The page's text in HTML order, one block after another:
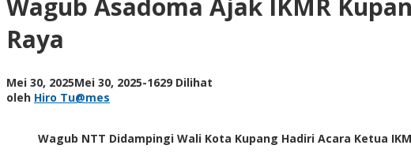
Kupang
UMKM
Wagub Asadoma Ajak IKMR
Raya
Mei 30, 2025Mei 30, 2025oleh
-1629 Dilihat
oleh Hiro Tu@mes
Wagub NTT Didampingi Wali Kota Kupang Hadiri Acara Ketua